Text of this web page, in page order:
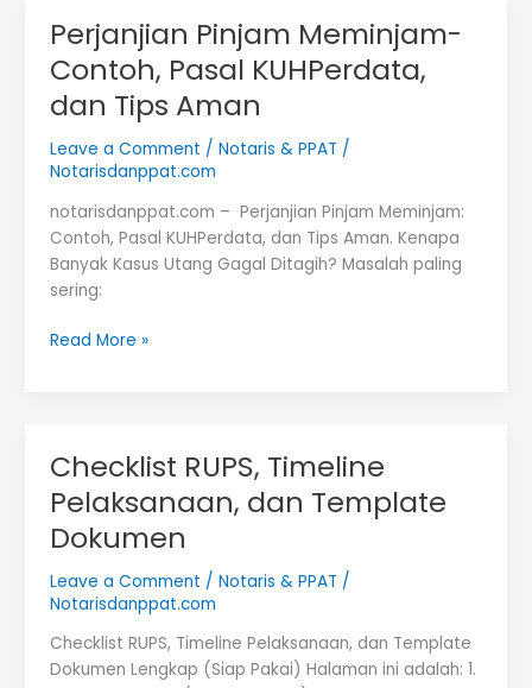
Perjanjian Pinjam Meminjam-
Contoh, Pasal KUHPerdata,
dan Tips Aman
Leave a Comment / Notaris & PPAT /
Notarisdanppat.com
notarisdanppat.com – Perjanjian Pinjam Meminjam:
Contoh, Pasal KUHPerdata, dan Tips Aman. Kenapa
Banyak Kasus Utang Gagal Ditagih? Masalah paling
sering:
Perjanjian
KUHPerdata,
dan
Aman
Read More »
Checklist RUPS, Timeline
Pelaksanaan, dan Template
Dokumen
Leave a Comment / Notaris & PPAT /
Notarisdanppat.com
Checklist RUPS, Timeline Pelaksanaan, dan Template
Dokumen Lengkap (Siap Pakai) Halaman ini adalah: 1.